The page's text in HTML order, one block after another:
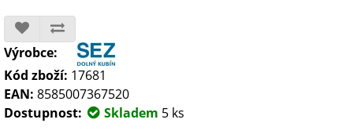
Výrobce:
Kód zboží: 17681
EAN: 8585007367520
Dostupnost:
Skladem 5 ks